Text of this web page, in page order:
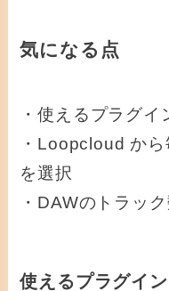
気になる点
・使えるプラグ
・Loopcloud か
を選択
・DAWのトラッ
使えるプラグイン